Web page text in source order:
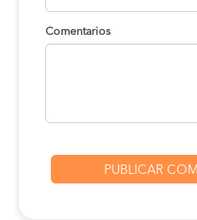
Comentarios